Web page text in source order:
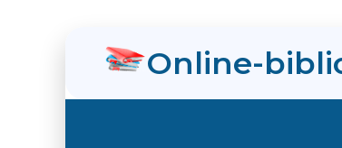
Online-